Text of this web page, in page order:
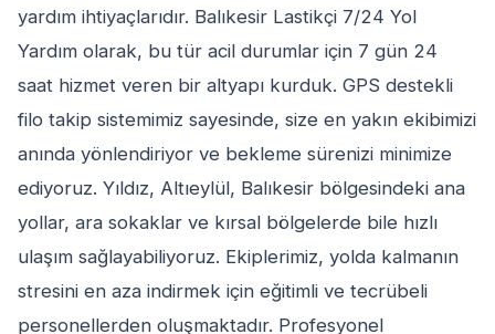
yardım ihtiyaçlarıdır. Balıkesir Lastikçi 7/24 Yol
Yardım olarak, bu tür acil durumlar için 7 gün 24
saat hizmet veren bir altyapı kurduk. GPS destekli
filo takip sistemimiz sayesinde, size en yakın ekibimizi
anında yönlendiriyor ve bekleme sürenizi minimize
ediyoruz. Yıldız, Altıeylül, Balıkesir bölgesindeki ana
yollar, ara sokaklar ve kırsal bölgelerde bile hızlı
ulaşım sağlayabiliyoruz. Ekiplerimiz, yolda kalmanın
stresini en aza indirmek için eğitimli ve tecrübeli
personellerden oluşmaktadır. Profesyonel